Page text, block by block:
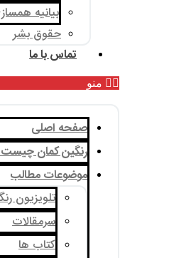
بیانیه
حقوق بشر
تماس با ما
منو
صفحه اصلی
رنگین کمان
موضوعات مطالب
تلویزیون
سرمقالات
کتاب ها